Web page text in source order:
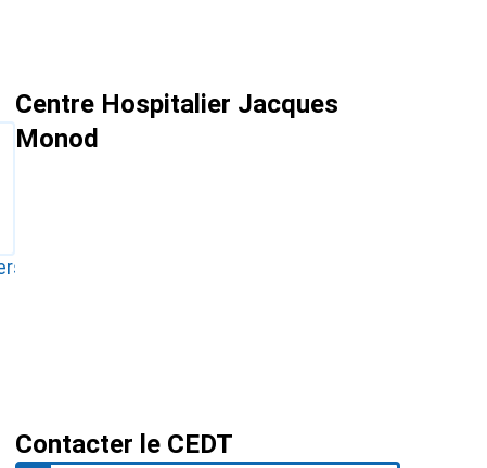
Centre Hospitalier Jacques
Monod
Contacter le CEDT